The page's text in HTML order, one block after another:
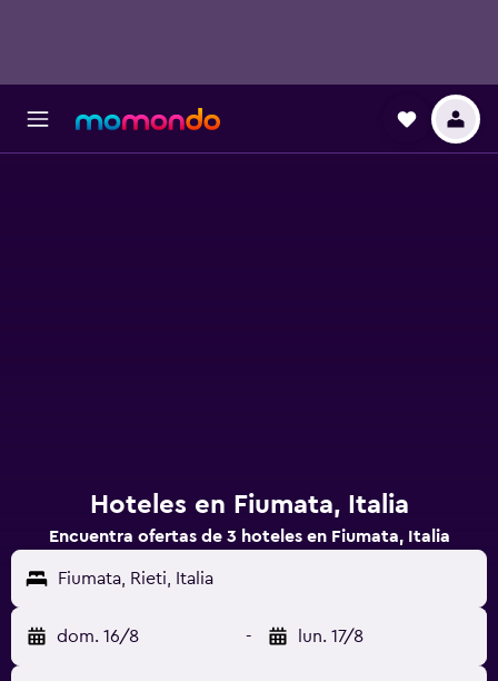
Hoteles en Fiumata, Italia
Encuentra ofertas de 3 hoteles en Fiumata, Italia
Fiumata, Rieti, Italia
dom. 16/8 - lun. 17/8